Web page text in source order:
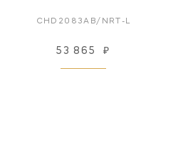
CHD2083AB/NRT-L
53 865 ₽